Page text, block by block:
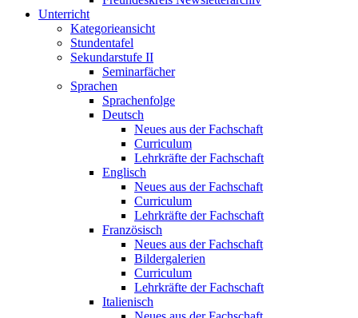
Unterricht
Kategorieansicht
Stundentafel
Sekundarstufe II
Seminarfächer
Sprachen
Sprachenfolge
Deutsch
Neues aus der Fachschaft
Curriculum
Lehrkräfte der Fachschaft
Englisch
Neues aus der Fachschaft
Curriculum
Lehrkräfte der Fachschaft
Französisch
Neues aus der Fachschaft
Bildergalerien
Curriculum
Lehrkräfte der Fachschaft
Italienisch